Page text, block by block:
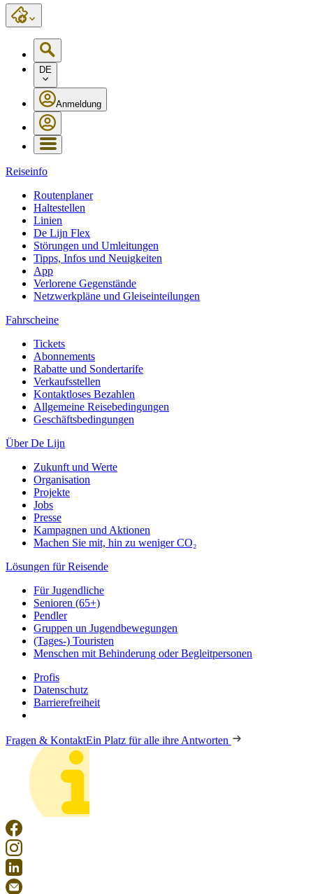
DE
Anmeldung
Reiseinfo
Routenplaner
Haltestellen
Linien
De Lijn Flex
Störungen und Umleitungen
Tipps, Infos und Neuigkeiten
App
Verlorene Gegenstände
Netzwerkpläne und Gleiseinteilungen
Fahrscheine
Tickets
Abonnements
Rabatte und Sondertarife
Verkaufsstellen
Kontaktloses Bezahlen
Allgemeine Reisebedingungen
Geschäftsbedingungen
Über De Lijn
Zukunft und Werte
Organisation
Projekte
Jobs
Presse
Kampagnen und Aktionen
Machen Sie mit, hin zu weniger CO₂
Lösungen für Reisende
Für Jugendliche
Senioren (65+)
Pendler
Gruppen un Jugendbewegungen
(Tages-) Touristen
Menschen mit Behinderung oder Begleitpersonen
Profis
Datenschutz
Barrierefreiheit
Fragen & KontaktEin Platz für alle ihre Antworten